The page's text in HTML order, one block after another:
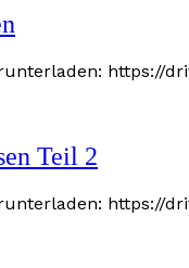
https://
Teil 2
https://